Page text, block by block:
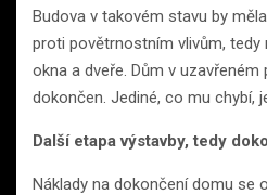
Budova v takovém stavu by
proti povětrnostním vlivům,
okna a dveře. Dům v
dokončen. Jediné, co mu chybí,
Další etapa výstavby, tedy
Náklady na dokončení domu se